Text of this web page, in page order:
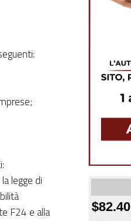
legge di
F24 e alla
$82.40